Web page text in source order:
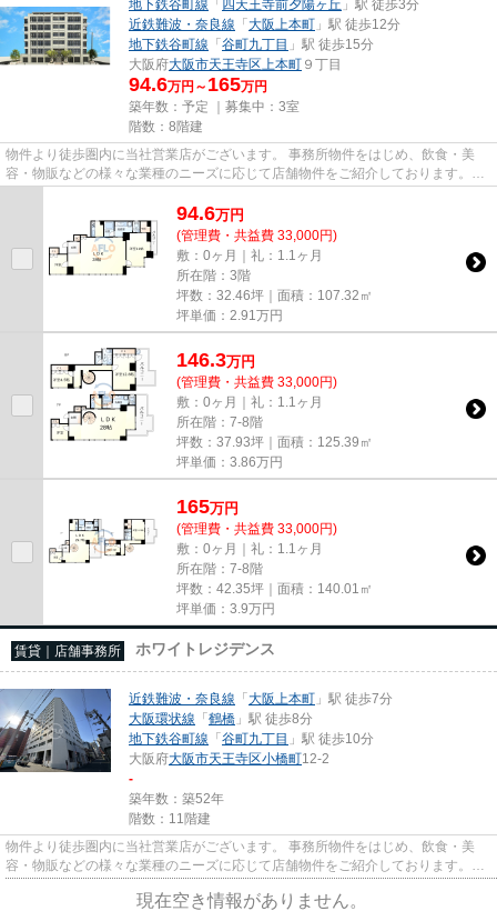
地下鉄谷町線 「四天王寺前夕陽ヶ丘 」駅 徒歩3分
近鉄難波・奈良線 「大阪上本町 」駅 徒歩12分
地下鉄谷町線 「谷町九丁目 」駅 徒歩15分
大阪府大阪市天王寺区 上本町 ９丁目
94.6万円～ 165万円
築年数：予定 ｜募集中： 3室
階数：8階建
物件より徒歩圏内に当社営業店がございます。 事務所物件をはじめ、飲食・美
容・物販などの様々な業種のニーズに応じて店舗物件をご紹介しております。
尚、弊社ではおとり広告は一切...
94.6万円
(管理費・共益費 33,000円)
敷：0ヶ月｜礼：1.1ヶ月
所在階：3階
坪数：32.46坪｜面積：107.32㎡
坪単価： 2.91 万円
146.3万円
(管理費・共益費 33,000円)
敷：0ヶ月｜礼：1.1ヶ月
所在階：7-8階
坪数：37.93坪｜面積：125.39㎡
坪単価： 3.86万円
165万円
(管理費・共益費 33,000円)
敷：0ヶ月｜礼：1.1ヶ月
所在階：7-8階
坪数：42.35坪｜面積：140.01㎡
坪単価： 3.9万円
賃貸｜店舗事務所 ホワイトレジデンス
近鉄難波・奈良線 「大阪上本町 」駅 徒歩7分
大阪環状線 「鶴橋 」駅 徒歩8分
地下鉄谷町線 「谷町九丁目 」駅 徒歩10分
大阪府大阪市天王寺区小橋町12-2
-
築年数：築52年
階数：11階建
物件より徒歩圏内に当社営業店がございます。 事務所物件をはじめ、飲食・美
容・物販などの様々な業種のニーズに応じて店舗物件をご紹介しております。
尚、弊社ではおとり広告は一切...
現在空き情報がありません。